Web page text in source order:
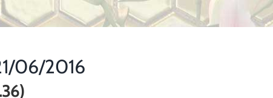
06/2016